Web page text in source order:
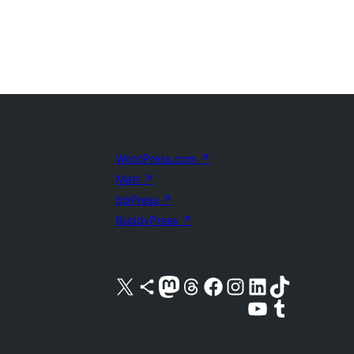
WordPress.com ↗
Matt ↗
bbPress ↗
BuddyPress ↗
Visita nuestra cuenta de X (anteriormente Twitter)
Visita nuestra cuenta de Bluesky
Visita nuestra cuenta de Mastodon
Visita nuestra cuenta de Threads
Visita nuestra página de Facebook
Visita nuestra cuenta de Instagram
Visita nuestra cuenta de LinkedIn
Visita nuestra cuenta de TikTok
Visita nuestro canal de YouTube
Visita nuestra cuenta de Tumblr